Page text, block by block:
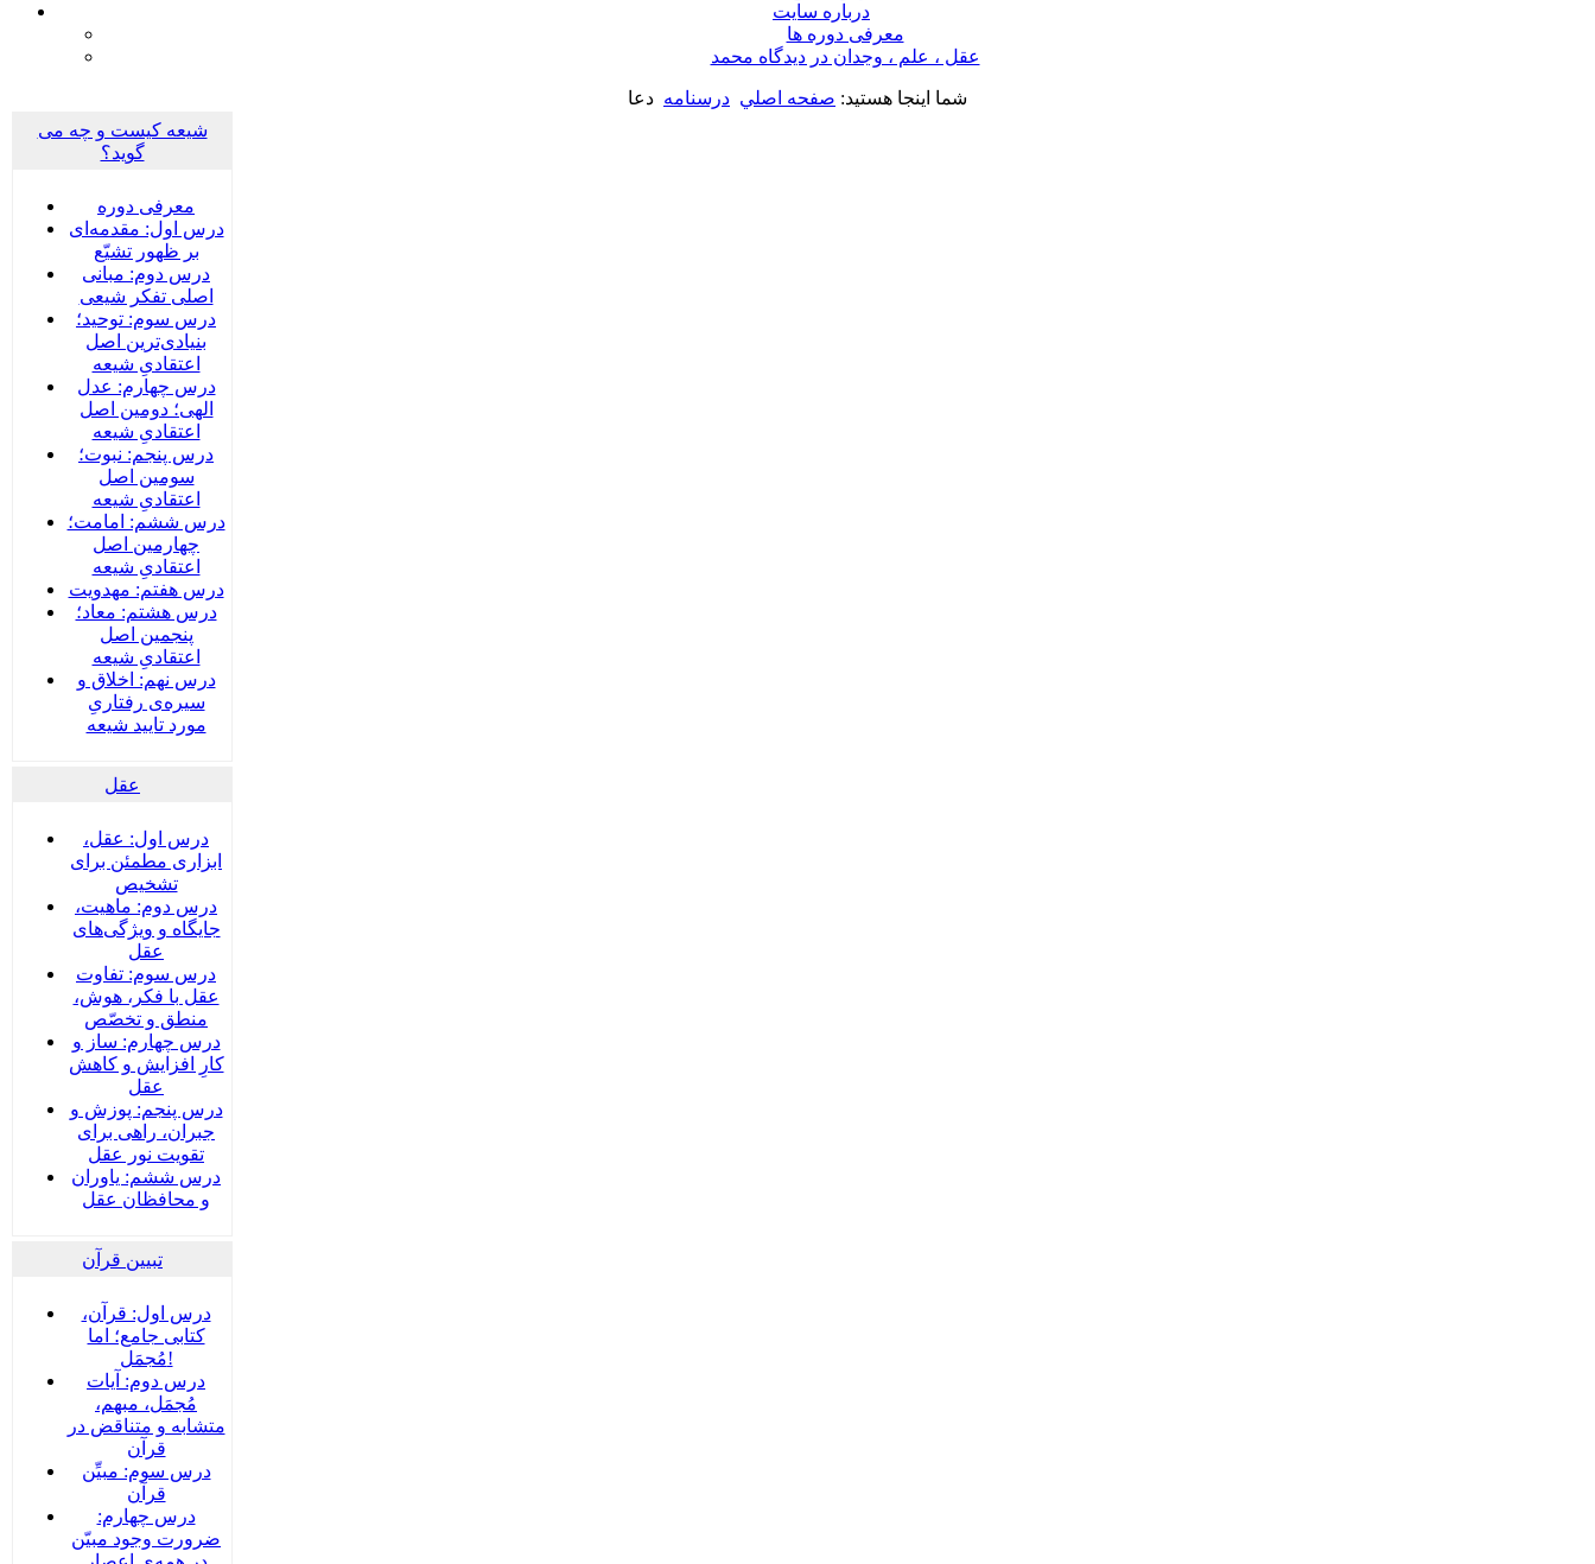
درباره سايت
معرفی دوره ها
عقل ، علم ، وجدان در ديدگاه محمد
شما اینجا هستید: صفحه اصلي درسنامه دعا
شیعه کیست و چه می
گوید؟
معرفی دوره
درس اول: مقدمه‌ای
بر ظهور تشیّع
درس دوم: مبانی
اصلی تفکر شیعی
درس سوم: توحید؛
بنیادی‌‌ترین اصل
اعتقادیِ شیعه
درس چهارم: عدل
الهی؛ دومین اصل
اعتقادیِ شیعه
درس پنجم: نبوت؛
سومین اصل
اعتقادیِ شیعه
درس ششم: امامت؛
چهارمین اصل
اعتقادیِ شیعه
درس هفتم: مهدویت
درس هشتم: معاد؛
پنجمین اصل
اعتقادیِ شیعه
درس نهم: اخلاق و
سیره‌ی رفتاریِ
مورد تایید شیعه
عقل
درس اول: عقل،
ابزاری مطمئن برای
تشخیص
درس دوم: ماهیت،
جایگاه و ویژگی‌های
عقل
درس سوم: تفاوت
عقل با فکر، هوش،
منطق و تخصّص
درس چهارم: ساز و
کارِ افزایش و کاهش
عقل
درس پنجم: پوزش و
جبران، راهی برای
تقویت نور عقل
درس ششم: یاوران
و محافظان عقل
تبیین قرآن
درس اول: قرآن،
کتابی جامع؛ اما
مُجمَل!
درس دوم: آیات
مُجمَل، مبهم،
متشابه و متناقض در
قرآن
درس سوم: مبیِّن
قرآن
درس چهارم:
ضرورت وجود مبیّن